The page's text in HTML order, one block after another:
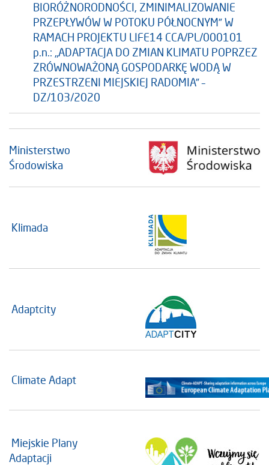
BIORÓŻNORODNOŚCI, ZMINIMALIZOWANIE
PRZEPŁYWÓW W POTOKU PÓŁNOCNYM” W
RAMACH PROJEKTU LIFE14 CCA/PL/000101
p.n.: „ADAPTACJA DO ZMIAN KLIMATU POPRZEZ
ZRÓWNOWAŻONĄ GOSPODARKĘ WODĄ W
PRZESTRZENI MIEJSKIEJ RADOMIA” –
DZ/103/2020
Ministerstwo
Środowiska
Klimada
Adaptcity
Climate Adapt
Miejskie Plany
Adaptacji